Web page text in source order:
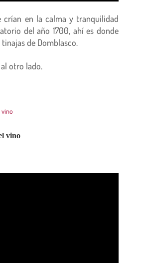
crían en la calma y tranquilidad
del año 1700, ahí es donde
de Domblasco.
otro lado.
vino